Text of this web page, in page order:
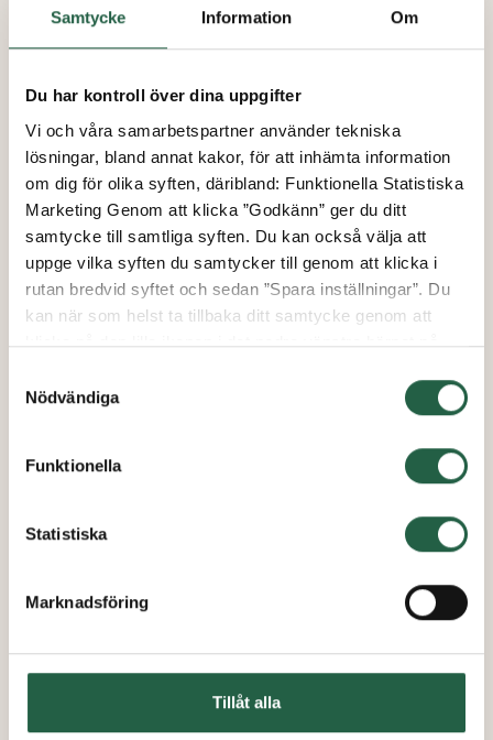
Samtycke Information Om
Du har kontroll över dina uppgifter
Vi och våra samarbetspartner använder tekniska
lösningar, bland annat kakor, för att inhämta information
om dig för olika syften, däribland: Funktionella Statistiska
Marketing Genom att klicka ”Godkänn” ger du ditt
samtycke till samtliga syften. Du kan också välja att
uppge vilka syften du samtycker till genom att klicka i
rutan bredvid syftet och sedan ”Spara inställningar”. Du
kan när som helst ta tillbaka ditt samtycke genom att
klicka på den lilla ikonen i det nedre vänstra hörnet på
använder kakor och andra tekniska lösningar och hur vi
Ta reda på mer om cookies Googles sekretesspolicy
Nödvändiga
Funktionella
Statistiska
Marknadsföring
Tillåt alla
Porch klappstol
från
2 195 kr
1 866 kr
Cloud Klappstol